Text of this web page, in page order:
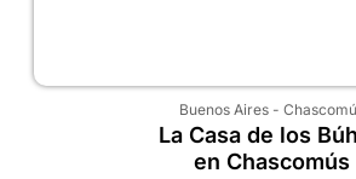
Buenos Aires-
La Casa de los
en Chascomús